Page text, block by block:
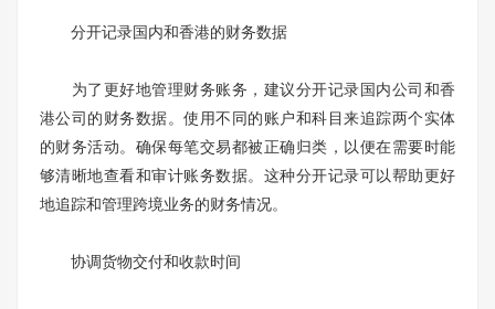
分开记录国内和香港的财务数据
为了更好地管理财务账务，建议分开记录国内公司和香
港公司的财务数据。使用不同的账户和科目来追踪两个实体
的财务活动。确保每笔交易都被正确归类，以便在需要时能
够清晰地查看和审计账务数据。这种分开记录可以帮助更好
地追踪和管理跨境业务的财务情况。
协调货物交付和收款时间